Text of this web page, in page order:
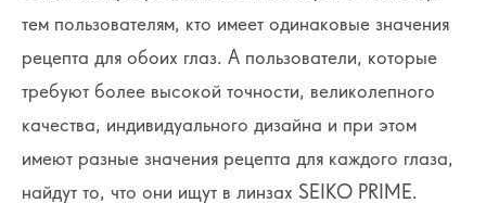
тем пользователям, кто имеет одинаковые значения
рецепта для обоих глаз. А пользователи, которые
требуют более высокой точности, великолепного
качества, индивидуального дизайна и при этом
имеют разные значения рецепта для каждого глаза,
найдут то, что они ищут в линзах SEIKO PRIME.